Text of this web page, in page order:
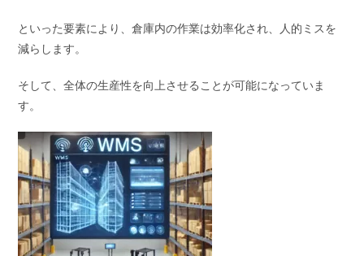
といった要素により、倉庫内の作業は効率化され、人的ミスを
減らします。
そして、全体の生産性を向上させることが可能になっていま
す。